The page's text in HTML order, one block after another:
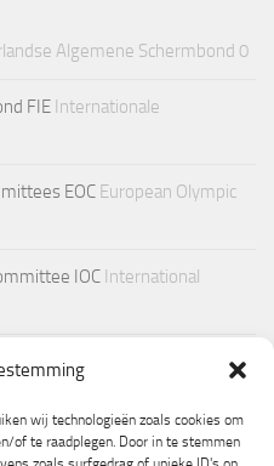
wij technologieën zoals cookies om
of te raadplegen. Door in te stemmen
Algemene Schermbond 0
FIE Internationale
EOC European Olympic
IOC International